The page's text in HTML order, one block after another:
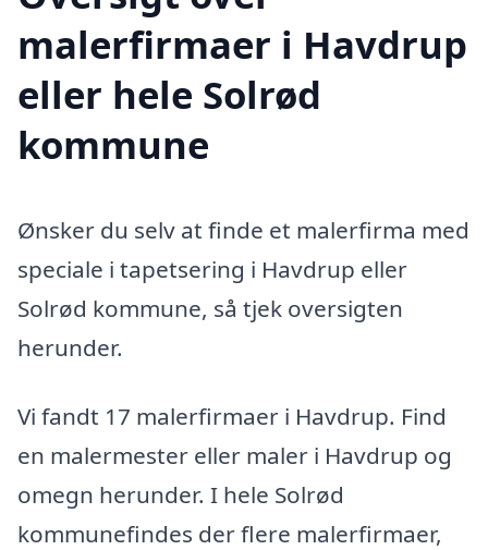
malerfirmaer i Havdrup
eller hele Solrød
kommune
Ønsker du selv at finde et malerfirma med
speciale i tapetsering i Havdrup eller
Solrød kommune, så tjek oversigten
herunder.
Vi fandt 17 malerfirmaer i Havdrup. Find
en malermester eller maler i Havdrup og
omegn herunder. I hele Solrød
kommunefindes der flere malerfirmaer,